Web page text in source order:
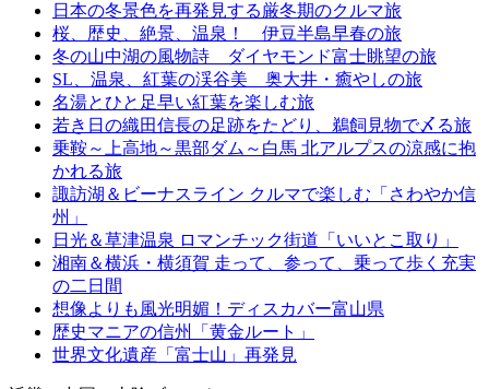
日本の冬景色を再発見する厳冬期のクルマ旅
桜、歴史、絶景、温泉！ 伊豆半島早春の旅
冬の山中湖の風物詩 ダイヤモンド富士眺望の旅
SL、温泉、紅葉の渓谷美 奥大井・癒やしの旅
名湯とひと足早い紅葉を楽しむ旅
若き日の織田信長の足跡をたどり、鵜飼見物で〆る旅
乗鞍～上高地～黒部ダム～白馬 北アルプスの涼感に抱
かれる旅
諏訪湖＆ビーナスライン クルマで楽しむ「さわやか信
州」
日光＆草津温泉 ロマンチック街道「いいとこ取り」
湘南＆横浜・横須賀 走って、参って、乗って歩く充実
の二日間
想像よりも風光明媚！ディスカバー富山県
歴史マニアの信州「黄金ルート」
世界文化遺産「富士山」再発見